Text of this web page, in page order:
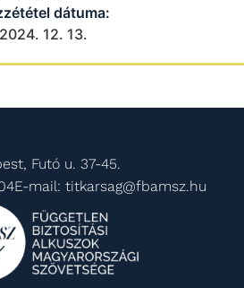
dátuma:
2024. 12. 13.
Futó u. 37-45.
E-mail: titkarsag@fbamsz.hu